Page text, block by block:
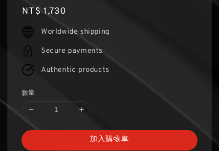
Regular
price
NT$ 1,730
Worldwide shipping
Secure payments
Authentic products
數量
加入購物車